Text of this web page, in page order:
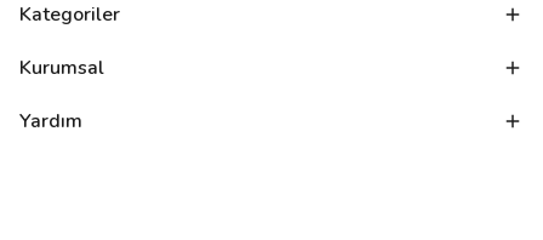
Kategoriler
Kurumsal
Yardım